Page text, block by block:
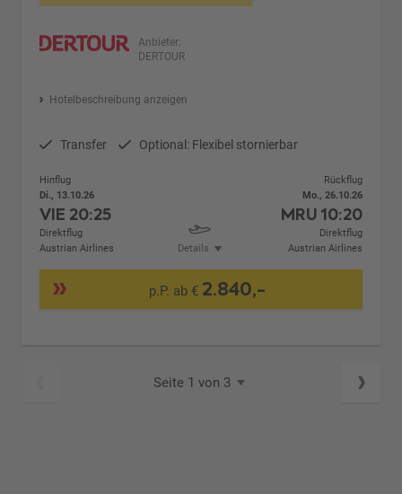
Anbieter:
DERTOUR
Hotelbeschreibung anzeigen
Transfer Optional: Flexibel stornierbar
Hinflug
Di., 13.10.26
VIE 20:25
Direktflug
Austrian Airlines
Details
Rückflug
Mo., 26.10.26
MRU 10:20
Direktflug
Austrian Airlines
p.P. ab € 2.840,-
Seite 1 von 3